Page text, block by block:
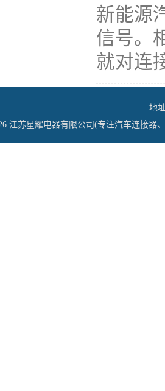
新能源
信号。
就对连
地
江苏星耀电器有限公司(专注汽车连接器